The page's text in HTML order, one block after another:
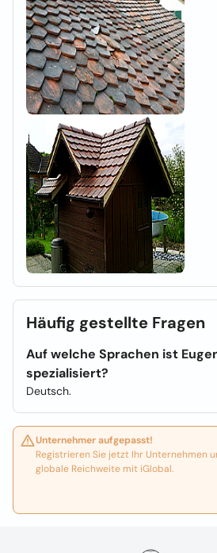
Häufig gestellte Fragen
Auf welche Sprachen ist
spezialisiert?
Deutsch.
Unternehmer aufgepasst!
Registrieren Sie jetzt Ihr Unternehmen
globale Reichweite mit iGlobal.